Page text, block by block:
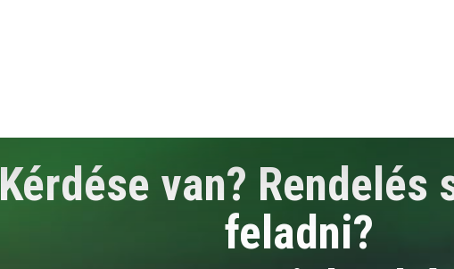
Kérdése van? Rendelés
feladni?